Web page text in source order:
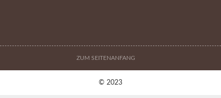
ZUM SEITENANFANG
© 2023